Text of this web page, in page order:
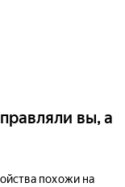
вы, а
похожи на